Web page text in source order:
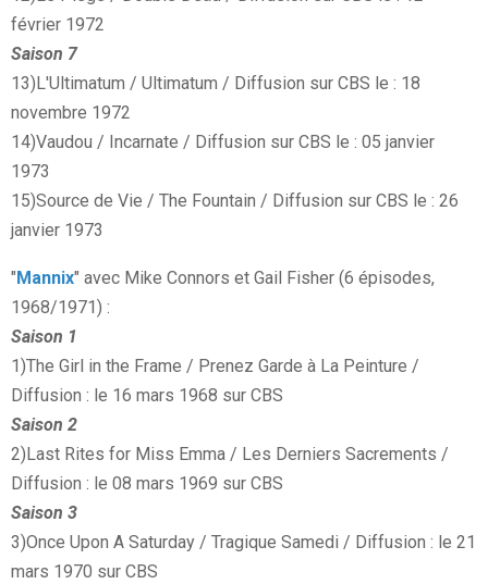
février 1972
Saison 7
13)L'Ultimatum / Ultimatum / Diffusion sur CBS le : 18
novembre 1972
14)Vaudou / Incarnate / Diffusion sur CBS le : 05 janvier
1973
15)Source de Vie / The Fountain / Diffusion sur CBS le : 26
janvier 1973
"Mannix" avec Mike Connors et Gail Fisher (6 épisodes,
1968/1971) :
Saison 1
1)The Girl in the Frame / Prenez Garde à La Peinture /
Diffusion : le 16 mars 1968 sur CBS
Saison 2
2)Last Rites for Miss Emma / Les Derniers Sacrements /
Diffusion : le 08 mars 1969 sur CBS
Saison 3
3)Once Upon A Saturday / Tragique Samedi / Diffusion : le 21
mars 1970 sur CBS